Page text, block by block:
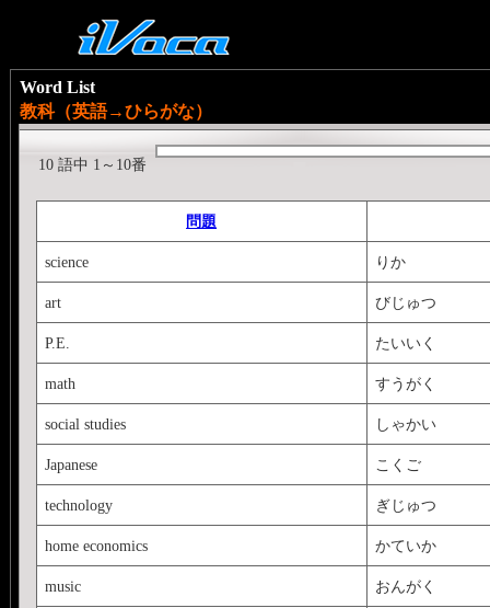
Word List
教科（英語→ひらがな）
10 語中 1～10番
問題
science りか
art びじゅつ
P.E. たいいく
math すうがく
social studies しゃかい
Japanese こくご
technology ぎじゅつ
home economics かていか
music おんがく